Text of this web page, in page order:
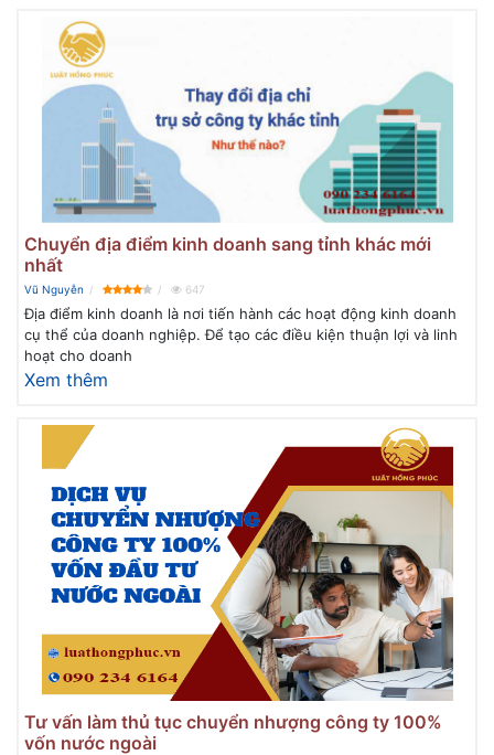
Chuyển địa điểm kinh doanh sang tỉnh khác mới
nhất
Vũ Nguyễn 647
Địa điểm kinh doanh là nơi tiến hành các hoạt động kinh doanh
cụ thể của doanh nghiệp. Để tạo các điều kiện thuận lợi và linh
hoạt cho doanh
Xem thêm
Tư vấn làm thủ tục chuyển nhượng công ty 100%
vốn nước ngoài